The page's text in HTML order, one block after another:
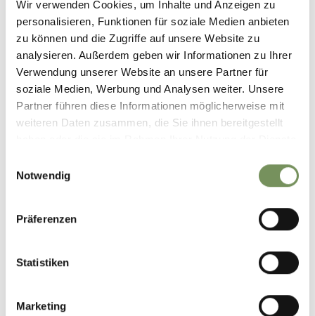
Wir verwenden Cookies, um Inhalte und Anzeigen zu
personalisieren, Funktionen für soziale Medien anbieten
zu können und die Zugriffe auf unsere Website zu
analysieren. Außerdem geben wir Informationen zu Ihrer
Verwendung unserer Website an unsere Partner für
soziale Medien, Werbung und Analysen weiter. Unsere
Partner führen diese Informationen möglicherweise mit
weiteren Daten zusammen, die Sie ihnen bereitgestellt
Notwendig
Präferenzen
Statistiken
Marketing